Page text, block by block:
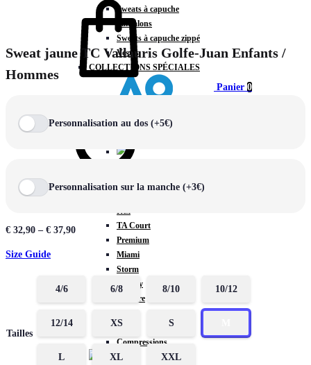
Sweats à capuche
Pantalons
Sweats à capuche zippé
Vestes
COLLECTIONS SPÉCIALES
COLLECTIONS
Rex
TA Court
Premium
Miami
Storm
Victory
Météore
Padel
Compressions
Panier 0
Sweat jaune TC Vallauris Golfe-Juan Enfants /
Hommes
Personnalisation au dos (+5€)
Personnalisation sur la manche (+3€)
€ 32,90 – € 37,90
Size Guide
Tailles
4/6 6/8 8/10 10/12
12/14 XS S
L XL XXL